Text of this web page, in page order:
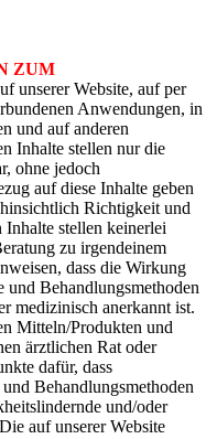
ZUM
unserer Website, auf per
Anwendungen, in
und auf anderen
Inhalte stellen nur die
ohne jedoch
auf diese Inhalte geben
Richtigkeit und
stellen keinerlei
zu irgendeinem
dass die Wirkung
Behandlungsmethoden
medizinisch anerkannt ist.
Mitteln/Produkten und
ärztlichen Rat oder
dafür, dass
Behandlungsmethoden
und/oder
auf unserer Website